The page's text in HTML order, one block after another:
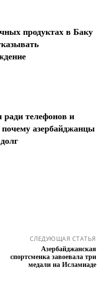
продуктах в Баку
ради телефонов и
почему азербайджанцы
СЛЕДУЮЩАЯ СТАТЬЯ
Азербайджанская
спортсменка завоевала три
медали на Исламиаде